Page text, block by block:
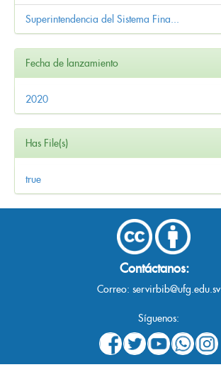
Superintendencia del Sistema Fina...
Fecha de lanzamiento
2020
Has File(s)
true
Contáctanos:
Correo: servirbib@ufg.edu.sv
Síguenos: